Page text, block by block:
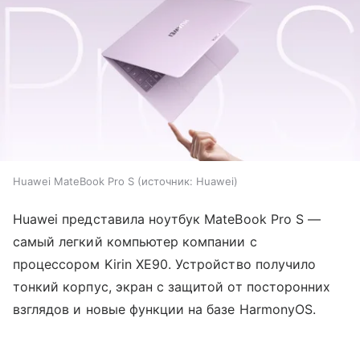
Huawei MateBook Pro S источник: Huawei
Huawei представила ноутбук MateBook Pro S —
самый легкий компьютер компании с
процессором Kirin XE90. Устройство получило
тонкий корпус, экран с защитой от посторонних
взглядов и новые функции на базе HarmonyOS.